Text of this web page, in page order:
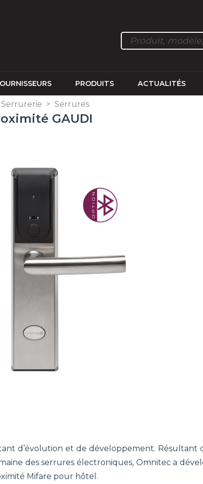
PRODUITS ACTUALITÉS
> Serrures
GAUDI
d’évolution et de développement. Résultant
des serrures électroniques, Omnitec a
Mifare pour hôtel.